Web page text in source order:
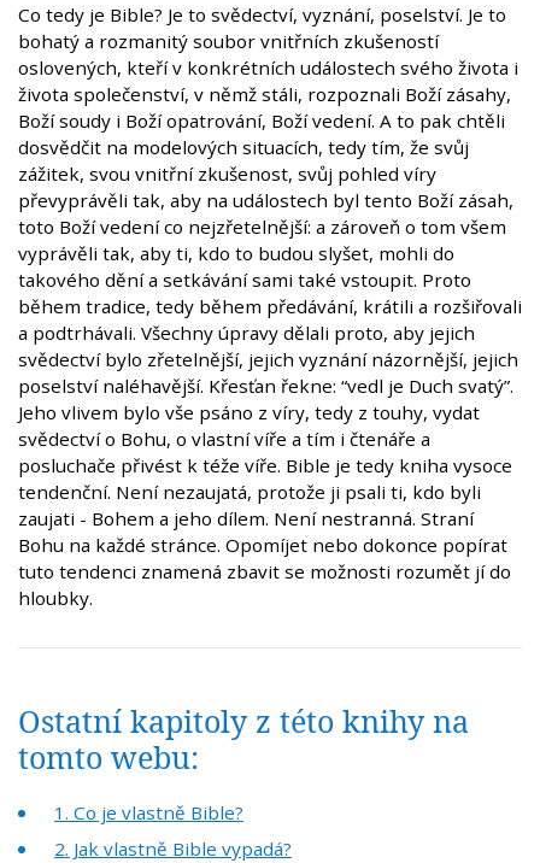
Co tedy je Bible? Je to svědectví, vyznání, poselství. Je to
bohatý a rozmanitý soubor vnitřních zkušeností
oslovených, kteří v konkrétních událostech svého života i
života společenství, v němž stáli, rozpoznali Boží zásahy,
Boží soudy i Boží opatrování, Boží vedení. A to pak chtěli
dosvědčit na modelových situacích, tedy tím, že svůj
zážitek, svou vnitřní zkušenost, svůj pohled víry
převyprávěli tak, aby na událostech byl tento Boží zásah,
toto Boží vedení co nejzřetelnější: a zároveň o tom všem
vyprávěli tak, aby ti, kdo to budou slyšet, mohli do
takového dění a setkávání sami také vstoupit. Proto
během tradice, tedy během předávání, krátili a rozšiřovali
a podtrhávali. Všechny úpravy dělali proto, aby jejich
svědectví bylo zřetelnější, jejich vyznání názornější, jejich
poselství naléhavější. Křesťan řekne: “vedl je Duch svatý”.
Jeho vlivem bylo vše psáno z víry, tedy z touhy, vydat
svědectví o Bohu, o vlastní víře a tím i čtenáře a
posluchače přivést k téže víře. Bible je tedy kniha vysoce
tendenční. Není nezaujatá, protože ji psali ti, kdo byli
zaujati - Bohem a jeho dílem. Není nestranná. Straní
Bohu na každé stránce. Opomíjet nebo dokonce popírat
tuto tendenci znamená zbavit se možnosti rozumět jí do
hloubky.
Ostatní kapitoly z této knihy na
tomto webu:
1. Co je vlastně Bible?
2. Jak vlastně Bible vypadá?